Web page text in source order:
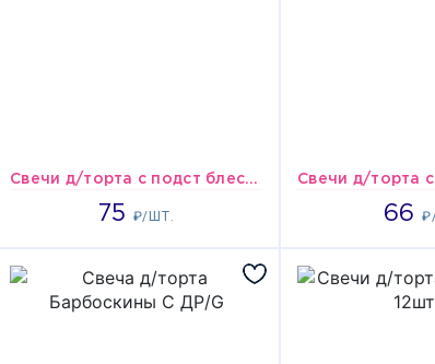
Свечи д/торта с подст блеск асс 10шт/V
75 ₽/ШТ.
75
66